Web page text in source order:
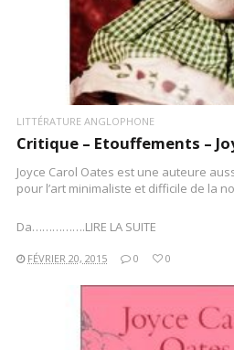
LITTÉRATURE ANGLOPHONE
Critique – Etouffements –
Joyce Carol Oates est une auteure
pour l’art minimaliste et difficile de la
Da…………….LIRE LA SUITE
FÉVRIER 20, 2015 0 0